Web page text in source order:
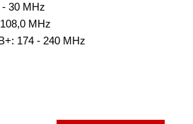
- 30 MHz
MHz
174 - 240 MHz